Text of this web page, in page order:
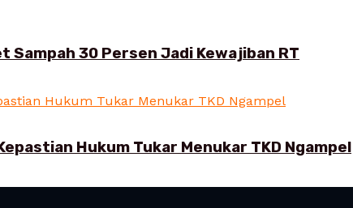
Sampah 30 Persen Jadi Kewajiban RT
Hukum Tukar Menukar TKD Ngampel